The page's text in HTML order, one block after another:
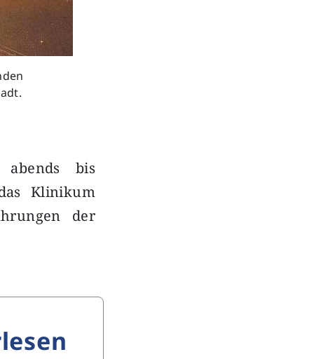
abends bis
Klinikum
der